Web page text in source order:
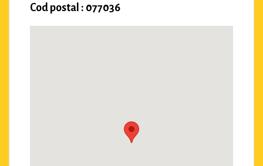
Cod postal : 077036